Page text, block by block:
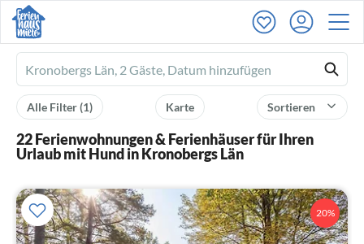
Ferienhausmiete
logo
Sortieren
Karte
Alle Filter(1)
22 Ferienwohnungen & Ferienhäuser für Ihren
Urlaub mit Hund in Kronobergs Län
20%